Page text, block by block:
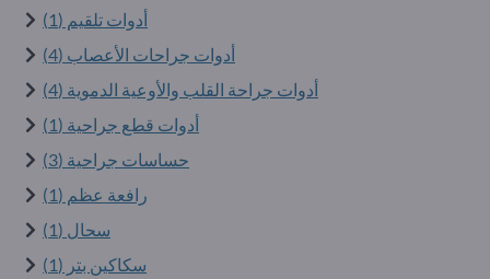
أدوات تلقيم (1)
أدوات جراحات الأعصاب (4)
أدوات جراحة القلب والأوعية الدموية (4)
أدوات قطع جراحية (1)
حساسات جراحية (3)
رافعة عظم (1)
سحال (1)
سكاكين بتر (1)